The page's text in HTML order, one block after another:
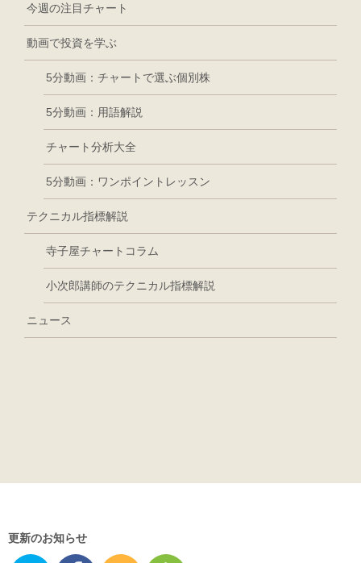
今週の注目チャート
動画で投資を学ぶ
5分動画：チャートで選ぶ個別株
5分動画：用語解説
チャート分析大全
5分動画：ワンポイントレッスン
テクニカル指標解説
寺子屋チャートコラム
小次郎講師のテクニカル指標解説
ニュース
更新のお知らせ